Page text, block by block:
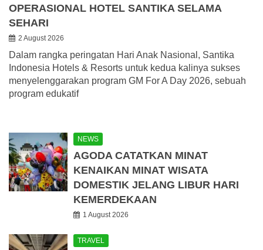
OPERASIONAL HOTEL SANTIKA SELAMA
SEHARI
2 August 2026
Dalam rangka peringatan Hari Anak Nasional, Santika
Indonesia Hotels & Resorts untuk kedua kalinya sukses
menyelenggarakan program GM For A Day 2026, sebuah
program edukatif
NEWS
AGODA CATATKAN MINAT
KENAIKAN MINAT WISATA
DOMESTIK JELANG LIBUR HARI
KEMERDEKAAN
1 August 2026
TRAVEL